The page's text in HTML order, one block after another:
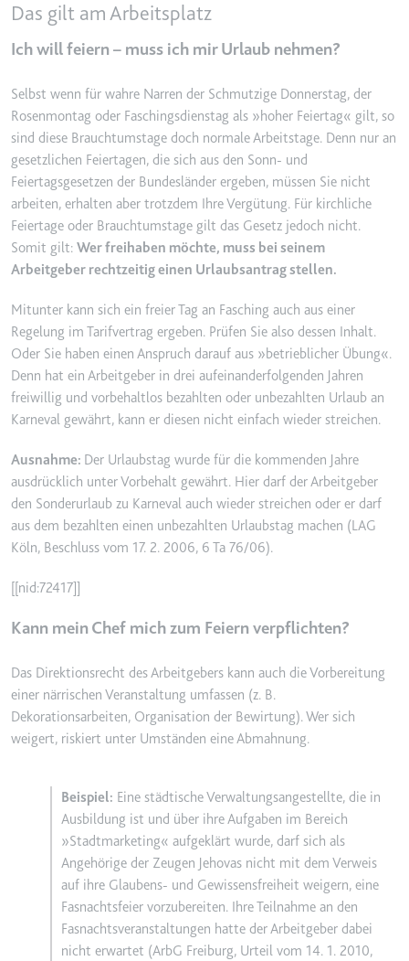
Zweck:
Wird verwendet, um Daten zu
Google Analytics über das Gerät
über Geräte und Marketingkanäle
hinweg.
Ablauf:
2 Jahre
Typ:
HTTP-Cookie
_ga_#
Anbieter:
smartlaw.de
Google Analytics über das Gerät
und das Verhalten des Besuchers
zu senden. Erfasst den Besucher
über Geräte und Marketingkanäle
hinweg.
Ablauf:
2 Jahre
Typ:
HTTP-Cookie
_gcl_au
Anbieter:
smartlaw.de
Conversion-Rate der Anzeigen der
hinweg gesammelt werden.
3 Monate
Typ:
HTTP-Cookie
_gcl_ls
Anbieter:
www.googletagmanager.com
Verfolgt die Konversionsrate
zwischen dem Nutzer und den
Werbebannern auf der Website -
Dies dient der Optimierung der
Relevanz der Werbung auf der
Website.
YouTube-Videos zu schätzen.
Ablauf:
180 Tage
YSC
Anbieter:
youtube.com
Zweck:
Registriert eine eindeutige ID, um
Statistiken der Videos von
YouTube, die der Benutzer
gesehen hat, zu behalten.
Typ:
HTTP-Cookie
Das gilt am Arbeitsplatz
Ich will feiern – muss ich mir Urlaub nehmen?
Selbst wenn für wahre Narren der Schmutzige Donnerstag, der
Rosenmontag oder Faschingsdienstag als »hoher Feiertag« gilt, so
sind diese Brauchtumstage doch normale Arbeitstage. Denn nur an
gesetzlichen Feiertagen, die sich aus den Sonn- und
Feiertagsgesetzen der Bundesländer ergeben, müssen Sie nicht
arbeiten, erhalten aber trotzdem Ihre Vergütung. Für kirchliche
Feiertage oder Brauchtumstage gilt das Gesetz jedoch nicht.
Somit gilt: Wer freihaben möchte, muss bei seinem
Arbeitgeber rechtzeitig einen Urlaubsantrag stellen.
Mitunter kann sich ein freier Tag an Fasching auch aus einer
Regelung im Tarifvertrag ergeben. Prüfen Sie also dessen Inhalt.
Oder Sie haben einen Anspruch darauf aus »betrieblicher Übung«.
Denn hat ein Arbeitgeber in drei aufeinanderfolgenden Jahren
freiwillig und vorbehaltlos bezahlten oder unbezahlten Urlaub an
Karneval gewährt, kann er diesen nicht einfach wieder streichen.
Ausnahme: Der Urlaubstag wurde für die kommenden Jahre
ausdrücklich unter Vorbehalt gewährt. Hier darf der Arbeitgeber
den Sonderurlaub zu Karneval auch wieder streichen oder er darf
aus dem bezahlten einen unbezahlten Urlaubstag machen (LAG
Köln, Beschluss vom 17. 2. 2006, 6 Ta 76/06).
[[nid:72417]]
Kann mein Chef mich zum Feiern verpflichten?
Das Direktionsrecht des Arbeitgebers kann auch die Vorbereitung
einer närrischen Veranstaltung umfassen (z. B.
Dekorationsarbeiten, Organisation der Bewirtung). Wer sich
weigert, riskiert unter Umständen eine Abmahnung.
Eine städtische Verwaltungsangestellte, die in
Ausbildung ist und über ihre Aufgaben im Bereich
»Stadtmarketing« aufgeklärt wurde, darf sich als
Angehörige der Zeugen Jehovas nicht mit dem Verweis
auf ihre Glaubens- und Gewissensfreiheit weigern, eine
Fasnachtsfeier vorzubereiten. Ihre Teilnahme an den
Fasnachtsveranstaltungen hatte der Arbeitgeber dabei
nicht erwartet (ArbG Freiburg, Urteil vom 14. 1. 2010,